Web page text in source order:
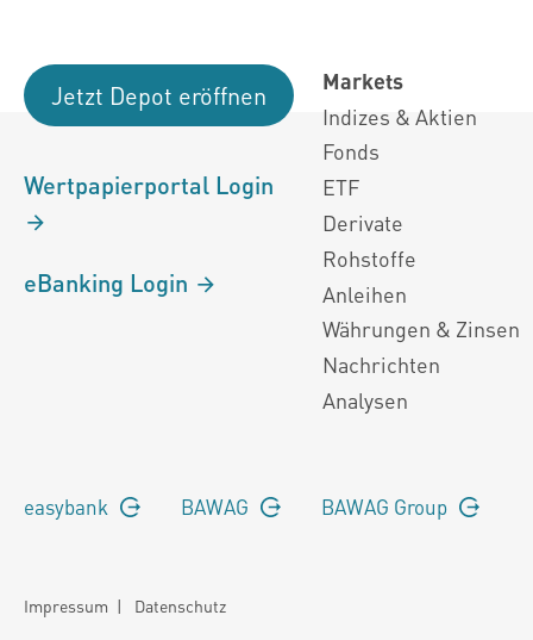
Jetzt Depot eröffnen
Wertpapierportal Login
eBanking Login
Markets
Indizes & Aktien
Fonds
ETF
Derivate
Rohstoffe
Anleihen
Währungen & Zinsen
Nachrichten
Analysen
easybank BAWAG BAWAG Group
Impressum | Datenschutz